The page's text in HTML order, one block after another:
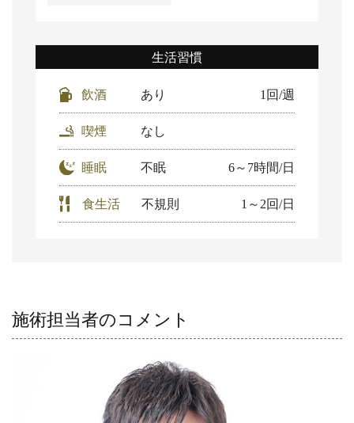
生活習慣
飲酒 あり 1回/週
喫煙 なし
睡眠 不眠 6～7時間/日
食生活 不規則 1～2回/日
施術担当者のコメント